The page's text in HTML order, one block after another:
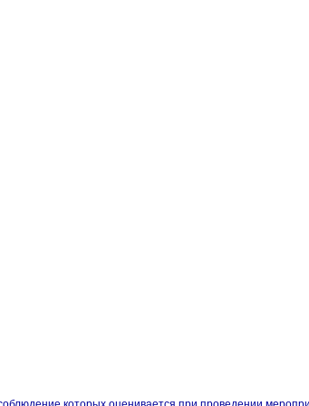
которых оценивается при проведении